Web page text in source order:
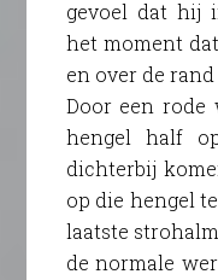
gevoel dat hij
het moment
en over de
Door een
hengel half
dichterbij
op die hengel
laatste
de normale